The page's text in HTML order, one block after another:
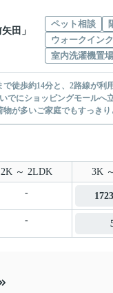
田 」
ペット相談
ウォークイン
室内洗濯機置場
徒歩約14分と、2路線が利
でにショッピングモールへ
が多いご家庭でもすっき
2K ～ 2LDK 3K
-
-